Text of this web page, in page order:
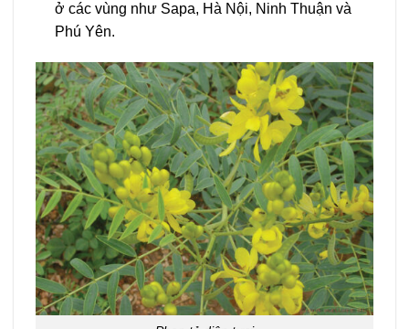
ở các vùng như Sapa, Hà Nội, Ninh Thuận và
Phú Yên.